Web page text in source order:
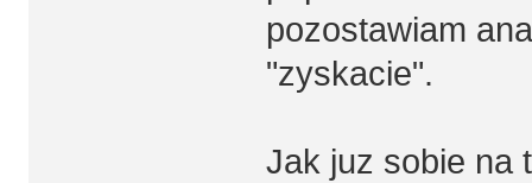
pozostawiam
"zyskacie".
Jak juz sobie na